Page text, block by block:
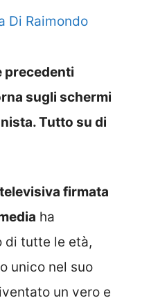
Di Raimondo
precedenti
sugli schermi
Tutto su di
firmata
ha
di tutte le età,
unico nel suo
un vero e